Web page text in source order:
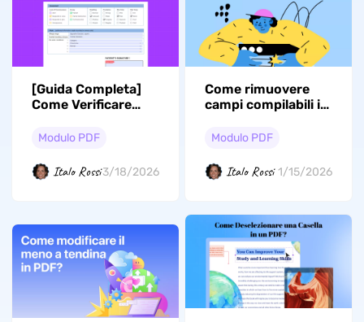
[Guida Completa]
Come Verificare
PDF?
Modulo PDF
Italo Rossi3/18/2026
Come rimuovere
campi compilabili in
comprovati
Modulo PDF
Italo Rossi 1/15/2026